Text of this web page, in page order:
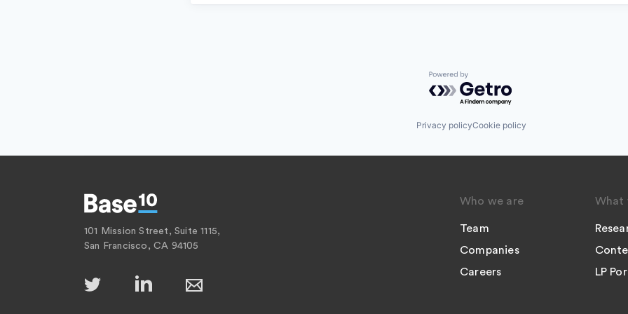
Powered by Getro.com
Privacy policyCookie policy
101 Mission Street, Suite 1115,
San Francisco, CA 94105
Who we are
Team
Companies
Careers
What
LP